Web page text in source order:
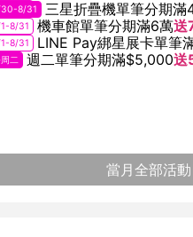
8/31 三星折疊機單筆分期滿
8/31 機車館單筆分期滿6萬送
8/31 LINE Pay綁星展卡單筆
二 週二單筆分期滿$5,000送
當月全部活動